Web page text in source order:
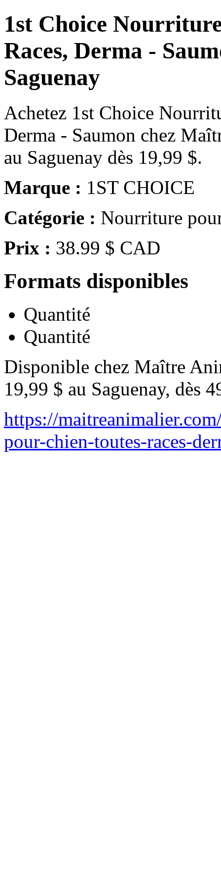
1st Choice
Races, Derma -
Saguenay
Achetez 1st Choice
Derma - Saumon chez
au Saguenay dès 19,99 $.
Marque : 1ST CHOICE
Catégorie : Nourriture
Prix : 38.99 $ CAD
Formats disponibles
Quantité
Quantité
Disponible chez Maître
19,99 $ au Saguenay, dès
https://
pour-chien-toutes-races-